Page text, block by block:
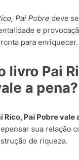
Pai Pobre deve
e
para enriquecer.
livro Pai
a pena?
Rico, Pai Pobre vale
sua relação
de riqueza.